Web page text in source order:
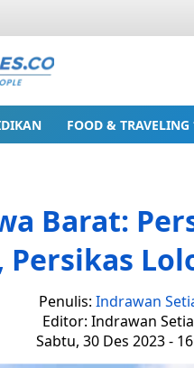
FOOD & TRAVELING
Barat:
Persikas
Penulis: Indrawan
Editor: Indrawan
Sabtu, 30 Des 2023 -